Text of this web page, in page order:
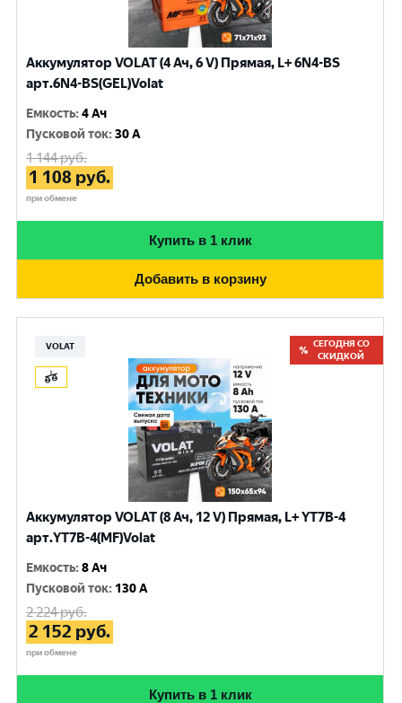
Аккумулятор VOLAT (4 Ач, 6 V) Прямая, L+ 6N4-BS
арт.6N4-BS(GEL)Volat
Емкость:4 Ач
Пусковой ток:30 A
1 144руб.
1 108 руб.
при обмене
Купить в 1 клик
Добавить в корзину
VOLAT
СЕГОДНЯ СО
СКИДКОЙ
Аккумулятор VOLAT (8 Ач, 12 V) Прямая, L+ YT7B-4
арт.YT7B-4(MF)Volat
Емкость:8 Ач
Пусковой ток: 130 A
2 224руб.
2 152 руб.
при обмене
Купить в 1 клик